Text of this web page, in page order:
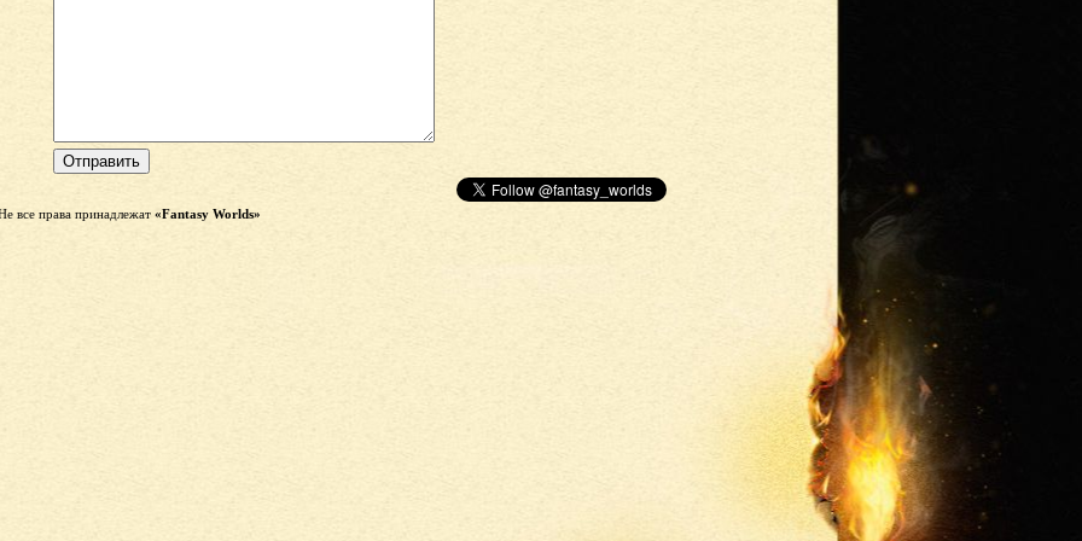
все права принадлежат «Fantasy Worlds»